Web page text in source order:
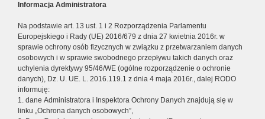
Informacja Administratora
Na podstawie art. 13 ust. 1 i 2 Rozporządzenia Parlamentu
Europejskiego i Rady (UE) 2016/679 z dnia 27 kwietnia 2016r. w
sprawie ochrony osób fizycznych w związku z przetwarzaniem danych
osobowych i w sprawie swobodnego przepływu takich danych oraz
uchylenia dyrektywy 95/46/WE (ogólne rozporządzenie o ochronie
danych), Dz. U. UE. L. 2016.119.1 z dnia 4 maja 2016r., dalej RODO
informuję:
1. dane Administratora i Inspektora Ochrony Danych znajdują się w
linku „Ochrona danych osobowych”,